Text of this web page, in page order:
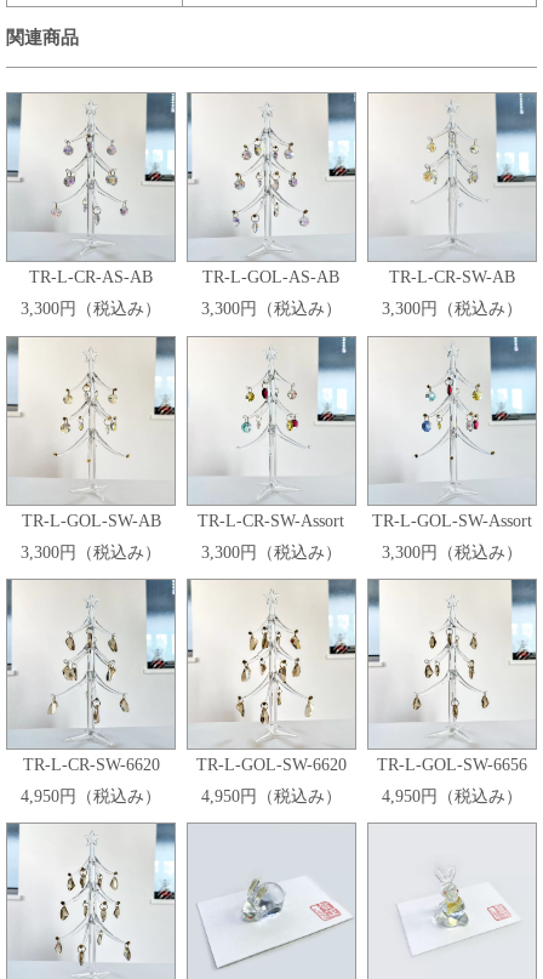
関連商品
TR-L-CR-AS-AB
3,300円（税込み）
TR-L-GOL-AS-AB
3,300円（税込み）
TR-L-CR-SW-AB
3,300円（税込み）
TR-L-GOL-SW-AB
3,300円（税込み）
TR-L-CR-SW-Assort
3,300円（税込み）
TR-L-GOL-SW-Assort
3,300円（税込み）
TR-L-CR-SW-6620
4,950円（税込み）
TR-L-GOL-SW-6620
4,950円（税込み）
TR-L-GOL-SW-6656
4,950円（税込み）